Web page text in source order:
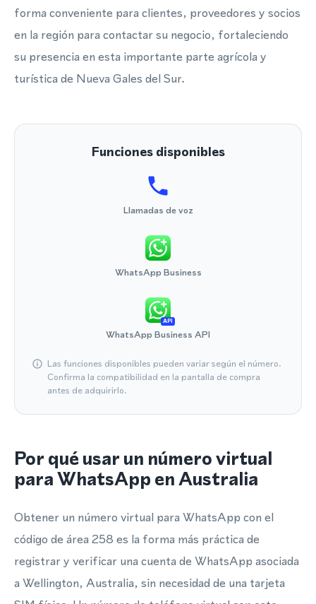
forma conveniente para clientes, proveedores y socios
en la región para contactar su negocio, fortaleciendo
su presencia en esta importante parte agrícola y
turística de Nueva Gales del Sur.
Funciones disponibles
Llamadas de voz
WhatsApp Business
API
WhatsApp Business API
Las funciones disponibles pueden variar según el número.
Confirma la compatibilidad en la pantalla de compra
antes de adquirirlo.
Por qué usar un número virtual
para WhatsApp en Australia
Obtener un número virtual para WhatsApp con el
código de área 258 es la forma más práctica de
registrar y verificar una cuenta de WhatsApp asociada
a Wellington, Australia, sin necesidad de una tarjeta